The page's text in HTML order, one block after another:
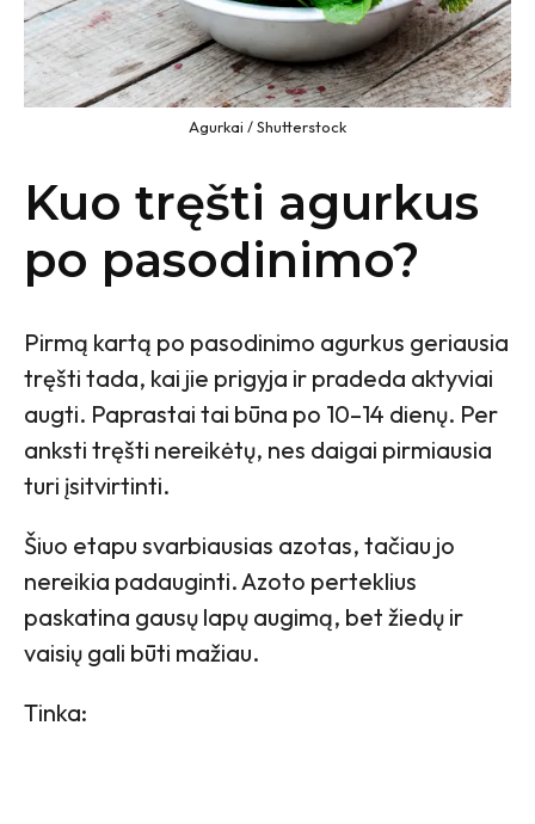
Agurkai / Shutterstock
Kuo tręšti agurkus
po pasodinimo?
Pirmą kartą po pasodinimo agurkus geriausia
tręšti tada, kai jie prigyja ir pradeda aktyviai
augti. Paprastai tai būna po 10–14 dienų. Per
anksti tręšti nereikėtų, nes daigai pirmiausia
turi įsitvirtinti.
Šiuo etapu svarbiausias azotas, tačiau jo
nereikia padauginti. Azoto perteklius
paskatina gausų lapų augimą, bet žiedų ir
vaisių gali būti mažiau.
Tinka: